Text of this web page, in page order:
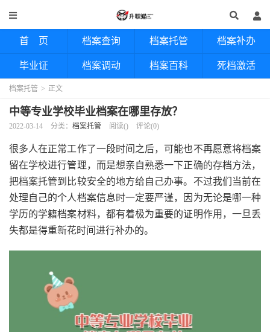
首 页 档案查询 档案托管 档案补办
毕业证 档案调动 档案百科 死档激活
档案托管 > 正文
中等专业学校毕业档案在哪里存放？
2022-03-14 分类： 档案托管 阅读() 评论(0)
很多人在正常工作了一段时间之后，可能也不再愿意将档案
留在学校进行管理，而是想亲自熟悉一下正确的存档方法，
把档案托管到比较安全的地方给自己办事。不过我们当前在
处理自己的个人档案信息时一定要严谨，因为无论是哪一种
学历的学籍档案材料，都有着极为重要的证明作用，一旦丢
失都是得重新花时间进行补办的。